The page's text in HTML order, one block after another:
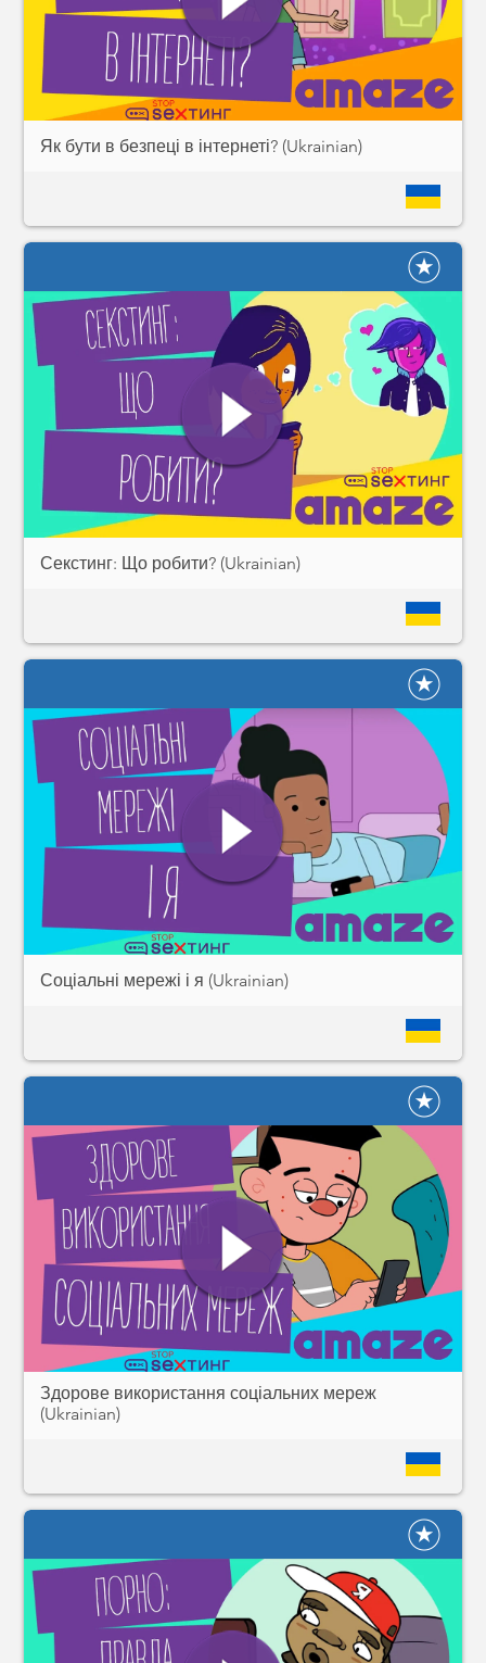
Як бути в безпеці в інтернеті? (Ukrainian)
Секстинг: Що робити? (Ukrainian)
Соціальні мережі і я (Ukrainian)
Здорове використання соціальних мереж
(Ukrainian)